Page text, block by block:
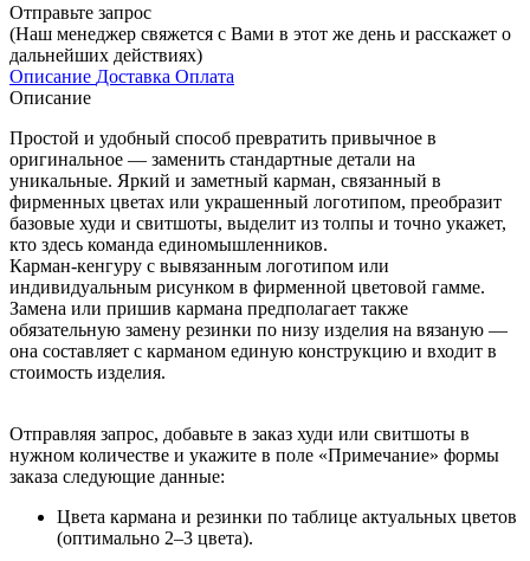
Отправьте запрос
(Наш менеджер свяжется с Вами в этот же день и расскажет о
дальнейших действиях)
Описание Доставка Оплата
Описание
Простой и удобный способ превратить привычное в
оригинальное — заменить стандартные детали на
уникальные. Яркий и заметный карман, связанный в
фирменных цветах или украшенный логотипом, преобразит
базовые худи и свитшоты, выделит из толпы и точно укажет,
кто здесь команда единомышленников.
Карман-кенгуру с вывязанным логотипом или
индивидуальным рисунком в фирменной цветовой гамме.
Замена или пришив кармана предполагает также
обязательную замену резинки по низу изделия на вязаную —
она составляет с карманом единую конструкцию и входит в
стоимость изделия.
Отправляя запрос, добавьте в заказ худи или свитшоты в
нужном количестве и укажите в поле «Примечание» формы
заказа следующие данные:
Цвета кармана и резинки по таблице актуальных цветов
(оптимально 2–3 цвета).